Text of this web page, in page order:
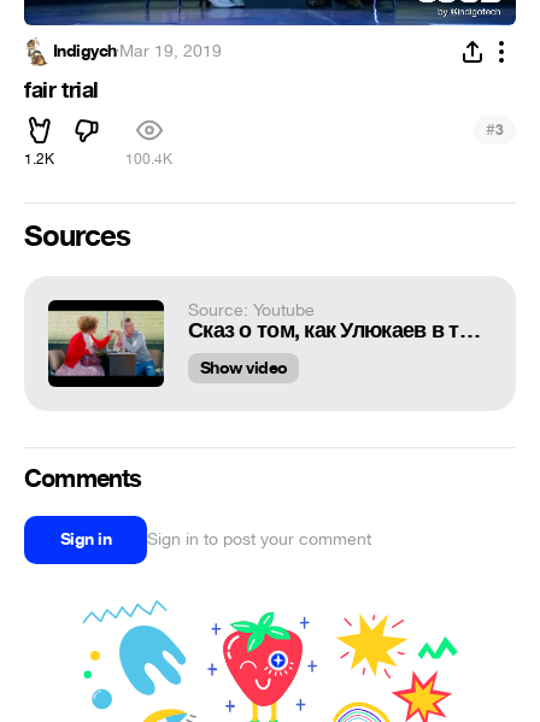
Indigych·Mar 19, 2019
fair trial
1.2K 100.4K
#3
Sources
Source: Youtube
Сказ о том, как Улюкаев в тюрьме сидел. Бы - Принцесса огорошена - Уральские Пельмени
Show video
Comments
Sign in Sign in to post your comment